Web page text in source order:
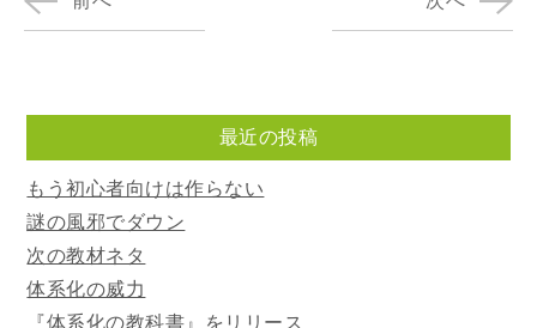
最近の投稿
もう初心者向けは作らない
謎の風邪でダウン
次の教材ネタ
体系化の威力
『体系化の教科書』をリリース